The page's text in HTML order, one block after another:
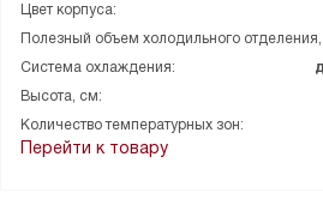
Цвет корпуса:
Полезный объем холодильного отделения,
Система охлаждения:
Высота, см:
Количество температурных зон:
Перейти к товару